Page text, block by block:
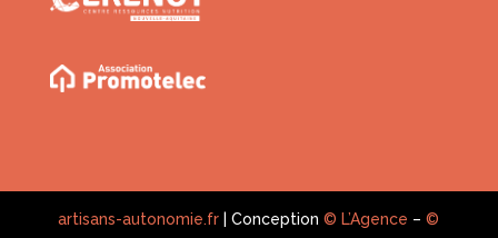
artisans-autonomie.fr | Conception© L’Agence –©